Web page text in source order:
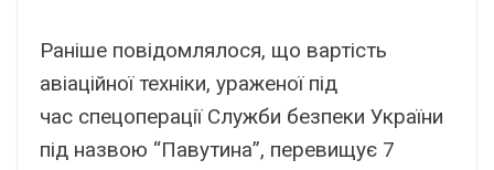
Раніше повідомлялося, що вартість
авіаційної техніки, ураженої під
час спецоперації Служби безпеки України
під назвою “Павутина”, перевищує 7